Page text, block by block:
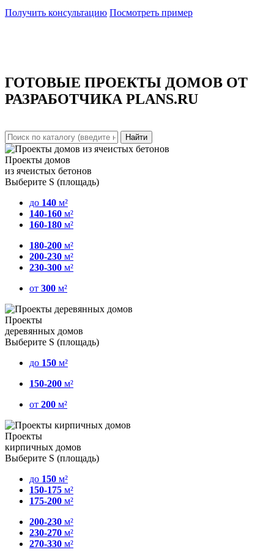
Получить консультацию Посмотреть пример
ГОТОВЫЕ ПРОЕКТЫ ДОМОВ ОТ
РАЗРАБОТЧИКА PLANS.RU
Проекты домов
из ячеистых бетонов
Выберите S (площадь)
до 140 м²
140-160 м²
160-180 м²
180-200 м²
200-230 м²
230-300 м²
от 300 м²
Проекты
деревянных домов
Выберите S (площадь)
до 150 м²
150-200 м²
от 200 м²
Проекты
кирпичных домов
Выберите S (площадь)
до 150 м²
150-175 м²
175-200 м²
200-230 м²
230-270 м²
270-330 м²